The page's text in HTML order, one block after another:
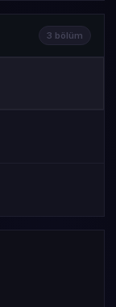
3 bölüm